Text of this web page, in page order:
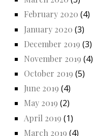
February 2020 (4)
January 2020 (3)
December 2019 (3)
November 2019 (4)
October 2019 (5)
June 2019 (4)
May 2019 (2)
April 2019 (1)
March 2019 (4)